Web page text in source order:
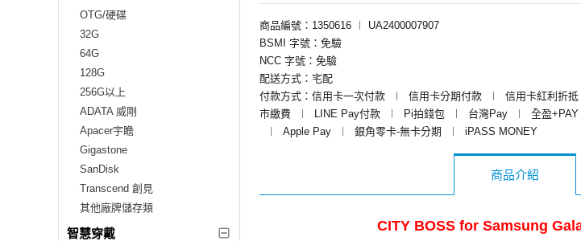
OTG/硬碟
32G
64G
128G
256G以上
ADATA 威剛
Apacer宇瞻
Gigastone
SanDisk
Transcend 創見
其他廠牌儲存類
智慧穿戴
商品編號：1350616 ︱
UA2400007907
BSMI 字號：免驗
NCC 字號：免驗
配送方式：宅配
付款方式：信用卡一次付款
︱ 信用卡分期付款 ︱ 信用卡紅利折抵
市繳費
︱ LINE Pay付款 ︱ Pi拍錢包 ︱ 台灣Pay ︱ 全盈+PAY
︱
Apple Pay ︱ 銀角零卡-無卡分期 ︱ iPASS MONEY
商品介紹
CITY BOSS for Samsung